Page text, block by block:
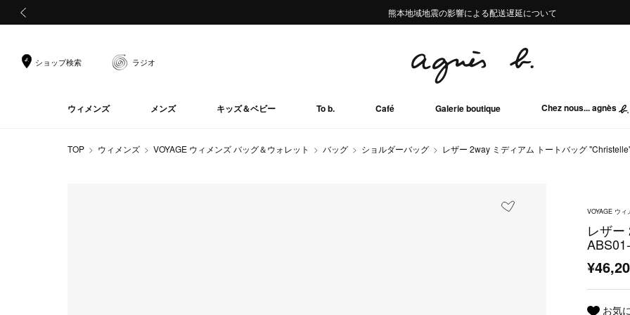
熊本地域地震の影響による配送遅延について
Summer Sale 2buy10%OFF!!
熊本地域地震の影響による配送遅延について
Summer Sale 2buy10%OFF!!
ショップ検索 ラジオ
ウィメンズ メンズ キッズ＆ベビー To b. Café Galerie boutique Chez nous... agnès
TOP ウィメンズ VOYAGE ウィメンズ バッグ＆ウォレット バッグ ショルダーバッグ レザー 2way ミディアム トートバッグ
VOYAGE ウ
レザ
お気